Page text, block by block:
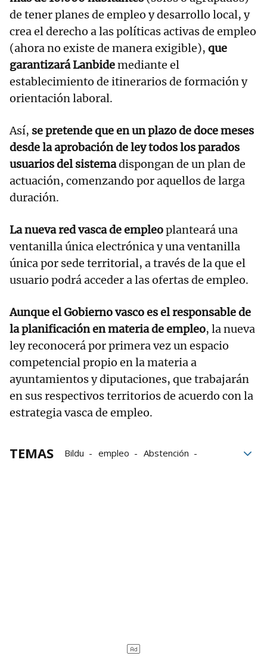
de tener planes de empleo y desarrollo local, y
crea el derecho a las políticas activas de empleo
(ahora no existe de manera exigible), que
garantizará Lanbidemediante el
establecimiento de itinerarios de formación y
orientación laboral.
Así, se pretende que en un plazo de doce meses
desde la aprobación de ley todos los parados
usuarios del sistemadispongan de un plan de
actuación, comenzando por aquellos de larga
duración.
La nueva red vasca de empleoplanteará una
ventanilla única electrónica y una ventanilla
única por sede territorial, a través de la que el
usuario podrá acceder a las ofertas de empleo.
Aunque el Gobierno vasco es el responsable de
la planificación en materia de empleo, la nueva
ley reconocerá por primera vez un espacio
competencial propio en la materia a
ayuntamientos y diputaciones, que trabajarán
en sus respectivos territorios de acuerdo con la
estrategia vasca de empleo.
TEMAS Bildu empleo
Abstención